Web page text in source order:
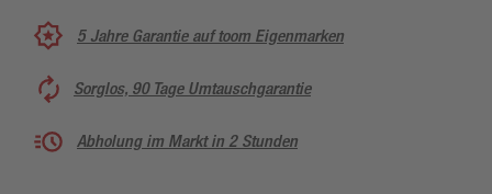
5 Jahre Garantie auf toom Eigenmarken
Sorglos, 90 Tage Umtauschgarantie
Abholung im Markt in 2 Stunden